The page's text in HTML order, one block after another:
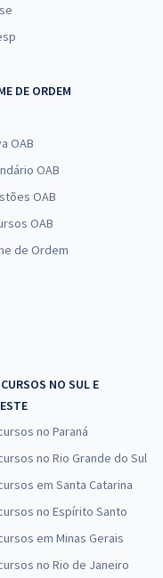
DE ORDEM
OAB
OAB
OAB
OAB
de Ordem
NO SUL E
no Paraná
no Rio Grande do Sul
em Santa Catarina
no Espírito Santo
em Minas Gerais
no Rio de Janeiro